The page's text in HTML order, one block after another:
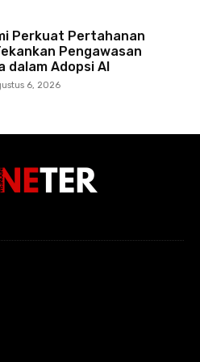
Perkuat Pertahanan
Pengawasan
dalam Adopsi AI
6, 2026